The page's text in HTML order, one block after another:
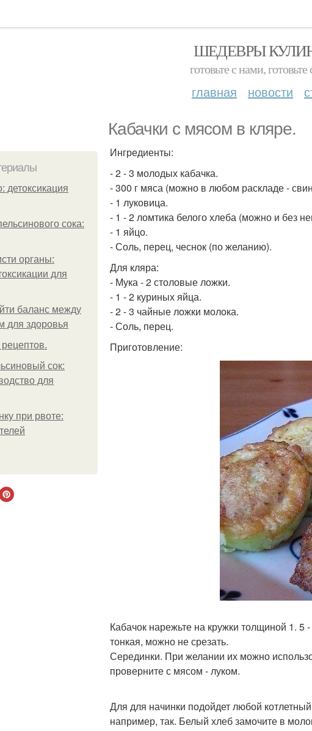
ШЕДЕВРЫ
готовьте с нами,
главная новости
Кабачки с мясом в кляре.
детоксикация
сока:
органы:
для
баланс между
для здоровья
сок:
для
при рвоте:
Ингредиенты:
- 2 - 3 молодых кабачка.
- 300 г мяса (можно в любом раскладе -
- 1 луковица.
- 1 - 2 ломтика белого хлеба (можно и без
- 1 яйцо.
- Соль, перец, чеснок (по желанию).
Для кляра:
- Мука - 2 столовые ложки.
- 1 - 2 куриных яйца.
- 2 - 3 чайные ложки молока.
- Соль, перец.
Приготовление:
Кабачок нарежьте на кружки толщиной 1.
тонкая, можно не срезать.
Серединки. При желании их можно
проверните с мясом - луком.
Для для начинки подойдет любой
например, так. Белый хлеб замочите в